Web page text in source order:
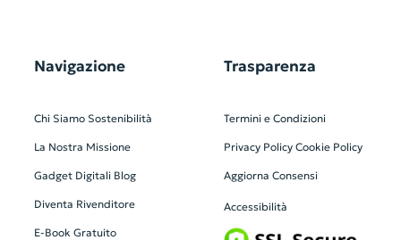
Navigazione
Chi Siamo Sostenibilità
La Nostra Missione
Gadget Digitali Blog
Diventa Rivenditore
E-Book Gratuito
Trasparenza
Termini e Condizioni
Privacy Policy Cookie Policy
Aggiorna Consensi
Accessibilità